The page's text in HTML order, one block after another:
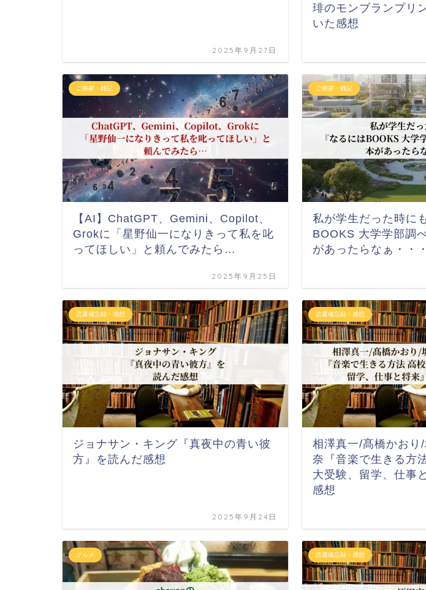
2025年9月27日
琲のモンブランプリ
いた感想
ご挨拶・雑記
【AI】ChatGPT、Gemini、Copilot、
Grokに「星野仙一になりきって私を叱
ってほしい」と頼んでみたら…
2025年9月25日
ご挨拶・雑記
私が学生だった時に
BOOKS 大学学部調
があったらなぁ・・・
読書備忘録・感想
ジョナサン・キング『真夜中の青い彼
方』を読んだ感想
2025年9月24日
読書備忘録・感想
相澤真一/髙橋かおり
奈『音楽で生きる方
大受験、留学、仕事
感想
グルメ 読書備忘録・感想